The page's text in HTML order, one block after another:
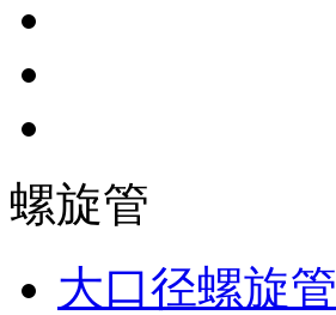
螺旋管
大口径螺旋管